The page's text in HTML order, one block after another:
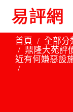
首頁 全部分
鼎隆大苑評
近有何嫌惡設